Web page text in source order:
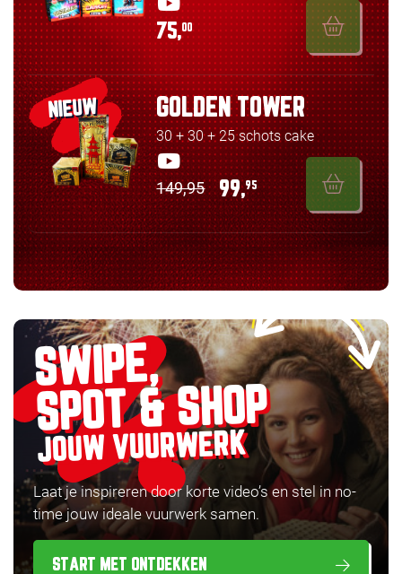
75,00
NIEUW GOLDEN TOWER
30 + 30 + 25 schots cake
149,95 99,95
SWIPE,
SPOT & SHOP
JOUW VUURWERK
Laat je inspireren door korte video’s en stel in no-
time jouw ideale vuurwerk samen.
START MET ONTDEKKEN